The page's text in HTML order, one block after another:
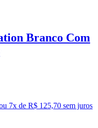
Branco Com
7x de R$ 125,70 sem juros